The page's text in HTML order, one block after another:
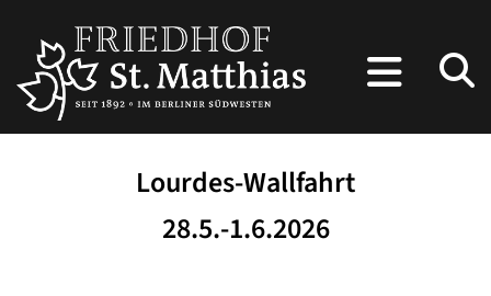
Lourdes-Wallfahrt
28.5.-1.6.2026